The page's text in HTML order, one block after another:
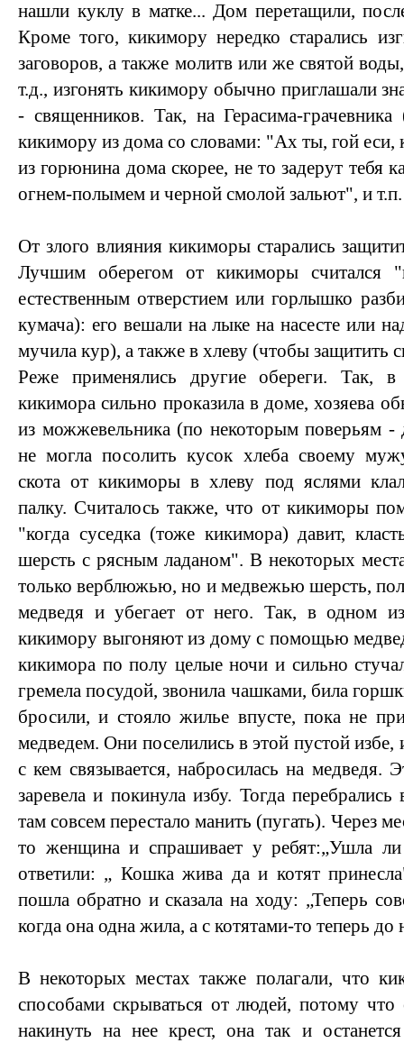
нашли куклу в матке... Дом перетащили,
Кроме того, кикимору нередко старались
заговоров, а также молитв или же святой
т.д., изгонять кикимору обычно приглашали
- священников. Так, на Герасима-
кикимору из дома со словами: "Ах ты, гой
из горюнина дома скорее, не то задерут тебя
огнем-полымем и черной смолой зальют", и т.п.
От злого влияния кикиморы старались
Лучшим оберегом от кикиморы считался
естественным отверстием или горлышко
кумача): его вешали на лыке на насесте или
мучила кур), а также в хлеву (чтобы защитить
Реже применялись другие обереги. Так, в
кикимора сильно проказила в доме, хозяева
из можжевельника (по некоторым поверьям -
не могла посолить кусок хлеба своему
скота от кикиморы в хлеву под яслями
палку. Считалось также, что от кикиморы
"когда суседка (тоже кикимора) давит,
шерсть с рясным ладаном". В некоторых
только верблюжью, но и медвежью шерсть,
медведя и убегает от него. Так, в одном
кикимору выгоняют из дому с помощью
кикимора по полу целые ночи и сильно
гремела посудой, звонила чашками, била
бросили, и стояло жилье впусте, пока не
медведем. Они поселились в этой пустой избе,
с кем связывается, набросилась на медведя.
заревела и покинула избу. Тогда
там совсем перестало манить (пугать). Через
то женщина и спрашивает у ребят:„Ушла
ответили: „ Кошка жива да и котят
пошла обратно и сказала на ходу: „Теперь
когда она одна жила, а с котятами-то теперь
В некоторых местах также полагали, что
способами скрываться от людей, потому что
накинуть на нее крест, она так и